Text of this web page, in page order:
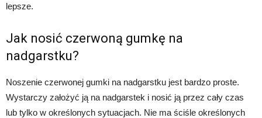
lepsze.
Jak nosić czerwoną gumkę na
nadgarstku?
Noszenie czerwonej gumki na nadgarstku jest bardzo proste.
Wystarczy założyć ją na nadgarstek i nosić ją przez cały czas
lub tylko w określonych sytuacjach. Nie ma ściśle określonych